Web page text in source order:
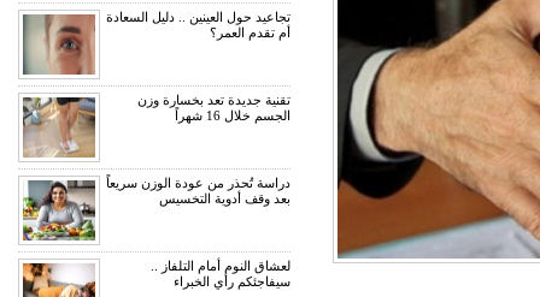
تجاعيد حول العينين .. دليل السعادة
أم تقدم العمر؟
تقنية جديدة تعد بخسارة وزن
الجسم خلال 16 شهراً
دراسة تُحذر من عودة الوزن سريعاً
بعد وقف أدوية التخسيس
لعشاق النوم أمام التلفاز ..
سيفاجئكم رأي الخبراء